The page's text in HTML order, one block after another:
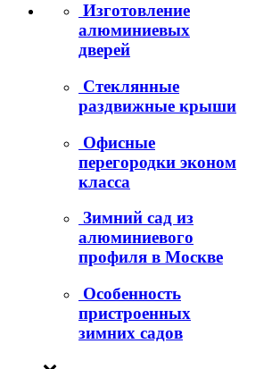
Изготовление
алюминиевых
дверей
Стеклянные
раздвижные крыши
Офисные
перегородки эконом
класса
Зимний сад из
алюминиевого
профиля в Москве
Особенность
пристроенных
зимних садов